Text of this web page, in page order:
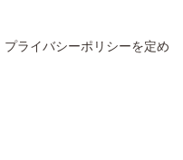
ライバシーポリシーを定め